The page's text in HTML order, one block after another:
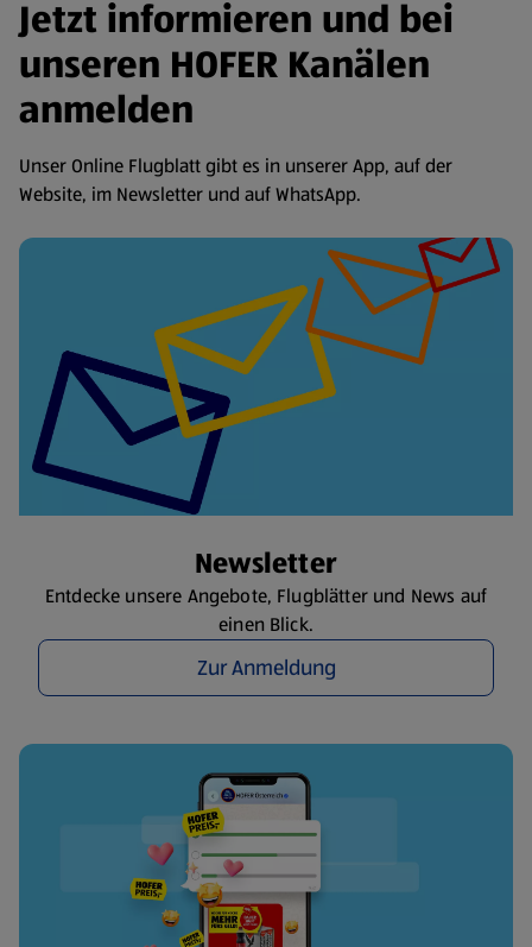
Jetzt informieren und bei
unseren HOFER Kanälen
anmelden
Unser Online Flugblatt gibt es in unserer App, auf der
Website, im Newsletter und auf WhatsApp.
Newsletter
Entdecke unsere Angebote, Flugblätter und News auf
einen Blick.
Zur Anmeldung